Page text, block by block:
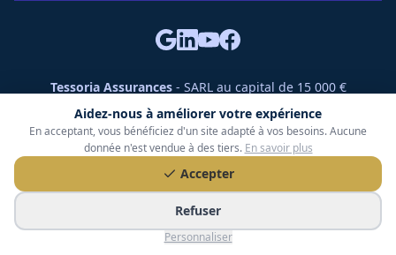
Aidez-nous à améliorer votre expérience
En acceptant, vous bénéficiez d'un site adapté à vos besoins. Aucune
donnée n'est vendue à des tiers. En savoir plus
Accepter
Refuser
Personnaliser
Tessoria Assurances- SARL au capital de 15 000 €
ORIAS n° 25007309 - RCS 990 206 179 - Membre du réseau
360 Courtage
RC Pro : Klarity - Contrat n° CCOUK000785
49 chemin des Gardettes Sine, 06570 Saint-Paul-de-Vence
© Tessoria Assurances. Tous droits réservés.